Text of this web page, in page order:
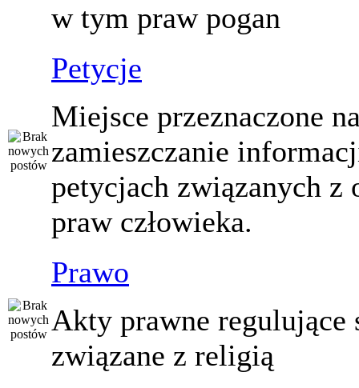
w tym praw pogan
Petycje
Miejsce przeznaczone
zamieszczanie
petycjach związanych z
praw człowieka.
Prawo
Akty prawne regulujące
związane z religią